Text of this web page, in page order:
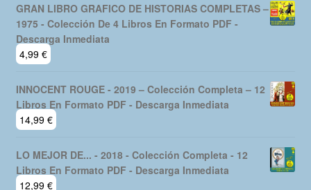
GRAN LIBRO GRAFICO DE HISTORIAS COMPLETAS –
1975 - Colección De 4 Libros En Formato PDF -
Descarga Inmediata
4,99 €
INNOCENT ROUGE - 2019 – Colección Completa – 12
Libros En Formato PDF - Descarga Inmediata
14,99 €
LO MEJOR DE... - 2018 - Colección Completa - 12
Libros En Formato PDF - Descarga Inmediata
12,99 €